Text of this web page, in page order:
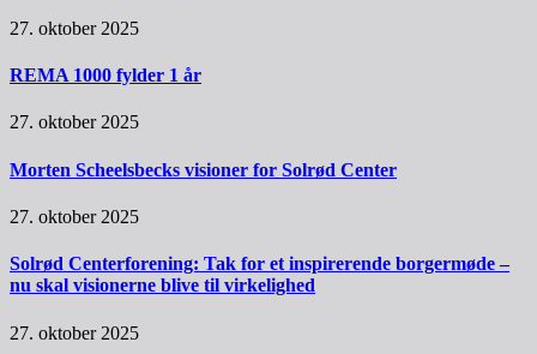
27. oktober 2025
REMA 1000 fylder 1 år
27. oktober 2025
Morten Scheelsbecks visioner for Solrød Center
27. oktober 2025
Solrød Centerforening: Tak for et inspirerende borgermøde –
nu skal visionerne blive til virkelighed
27. oktober 2025